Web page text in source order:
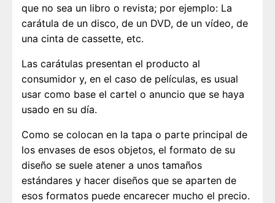
que no sea un libro o revista; por ejemplo: La
carátula de un disco, de un DVD, de un vídeo, de
una cinta de cassette, etc.
Las carátulas presentan el producto al
consumidor y, en el caso de películas, es usual
usar como base el cartel o anuncio que se haya
usado en su día.
Como se colocan en la tapa o parte principal de
los envases de esos objetos, el formato de su
diseño se suele atener a unos tamaños
estándares y hacer diseños que se aparten de
esos formatos puede encarecer mucho el precio.